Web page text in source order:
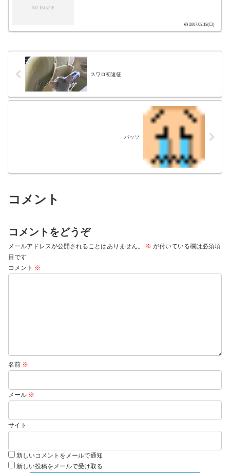
2007.03.18(日)
スワロ初遠征
パッソ
コメント
コメントをどうぞ
メールアドレスが公開されることはありません。 ※ が付いている欄は必須項
目です
コメント ※
名前 ※
メール ※
サイト
新しいコメントをメールで通知
新しい投稿をメールで受け取る